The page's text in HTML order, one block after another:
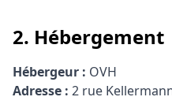
2. Hébergement
Hébergeur : OVH
Adresse : 2 rue